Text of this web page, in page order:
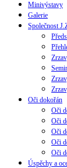
Minivýstavy
Galerie
Společnost
Oči dokořán
Oči
Oči
Oči
Oči
Oči
Úspěchy a